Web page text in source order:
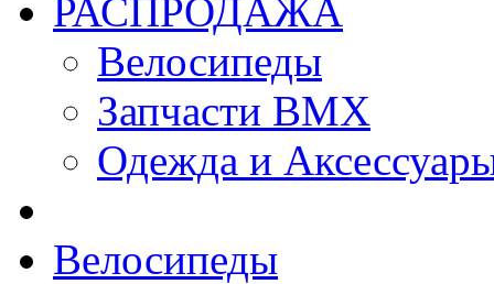
РАСПРОДАЖА
Велосипеды
Запчасти BMX
Одежда и
Велосипеды